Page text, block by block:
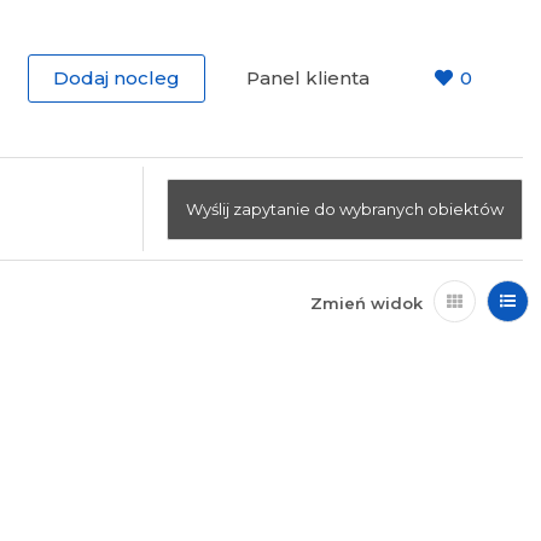
Dodaj nocleg Panel klienta 0
Wyślij zapytanie do wybranych obiektów
Zmień widok